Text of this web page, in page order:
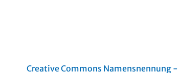
Creative Commons Namensnennung